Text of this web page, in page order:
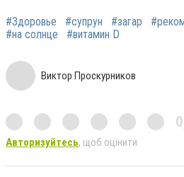
#Здоровье #супрун #загар
#на солнце
#витамин D
Виктор Проскурников
Авторизуйтесь, щоб оцінити